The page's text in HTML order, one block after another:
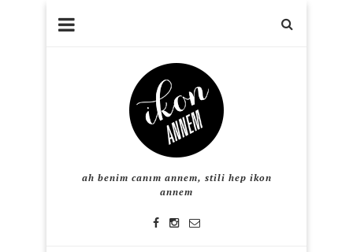
ah benim canım annem, stili hep ikon
annem